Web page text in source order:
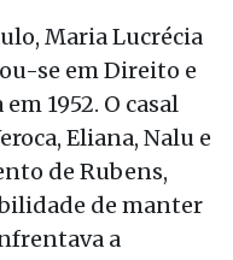
Maria Lucrécia
se em Direito e
1952. O casal
Eliana, Nalu e
de Rubens,
de manter
a